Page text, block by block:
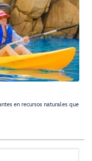
en recursos naturales que